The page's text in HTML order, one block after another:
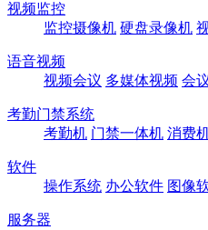
视频监控
监控摄像机 硬盘录像机
语音视频
视频会议 多媒体视频 会
考勤门禁系统
考勤机 门禁一体机 消费
软件
操作系统 办公软件 图像
服务器